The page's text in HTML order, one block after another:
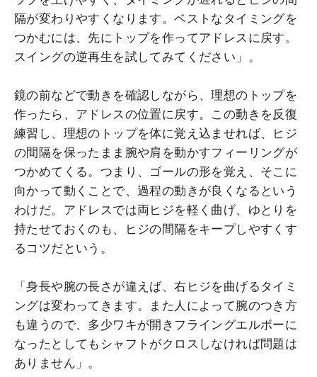
隔が変わりやすくなります。ベストなタイミングを
つかむには、先にトップを作ってアドレスに戻す。
スイングの逆再生を試してみてください」。
鏡の前などで動きを確認しながら、理想のトップを
作ったら、アドレスの位置に戻す。この動きを反復
練習し、理想のトップを体に覚え込ませれば、ヒジ
の間隔を保ったまま腕や肩を動かすフィーリングが
つかめてくる。つまり、ゴールの形を覚え、そこに
向かって動くことで、過程の動きが良くなるという
わけだ。アドレスでは両ヒジを軽く曲げ、ゆとりを
持たせておくのも、ヒジの間隔をキープしやすくす
るコツだという。
「身長や腕の長さが違えば、右ヒジを曲げるタイミ
ングは変わってきます。また人によって腕のつき方
も違うので、多少ワキが開きフライングエルボーに
なったとしてもシャフトがクロスしなければ問題は
ありません」。